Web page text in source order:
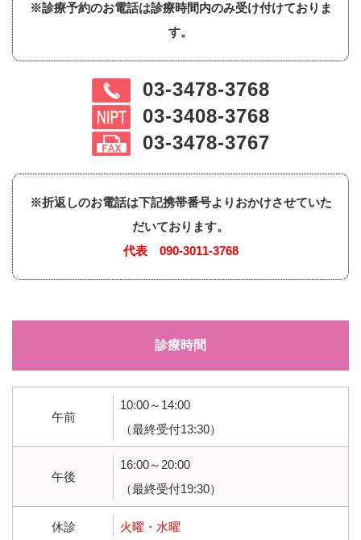
※診療予約のお電話は診療時間内のみ受け付けておりま
す。
03-3478-3768
03-3408-3768
03-3478-3767
※折返しのお電話は下記携帯番号よりおかけさせていた
だいております。
代表 090-3011-3768
診療時間
午前
10:00～14:00
（最終受付13:30）
午後
16:00～20:00
（最終受付19:30）
休診 火曜・水曜